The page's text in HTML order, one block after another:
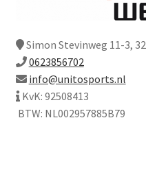
Simon Stevinweg 11-3,
0623856702
info@unitosports.nl
KvK: 92508413
BTW: NL002957885B79